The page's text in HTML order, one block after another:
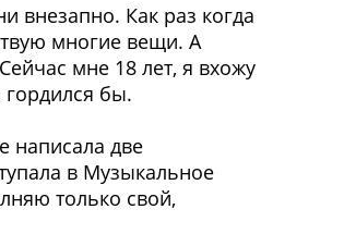
внезапно. Как раз когда
многие вещи. А
мне 18 лет, я вхожу
бы.
написала две
в Музыкальное
только свой,